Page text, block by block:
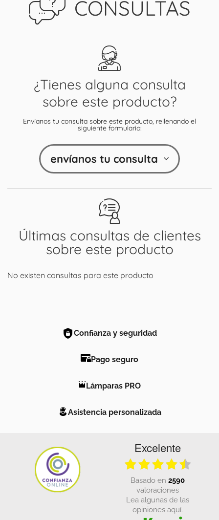
CONSULTAS
Últimas consultas de clientes
sobre este producto
No existen consultas para este producto
¿Tienes alguna consulta
sobre este producto?
Envíanos tu consulta sobre este producto, rellenando el
siguiente formulario:
envíanos tu consulta
Confianza y seguridad
Pago seguro
Lámparas PRO
Asistencia personalizada
Excelente
basado en 2590
valoraciones
Lea algunas de las
opiniones aquí.